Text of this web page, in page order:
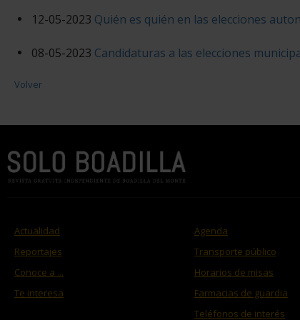
12-05-2023 Quién es quién en las elecciones
08-05-2023 Candidaturas a las elecciones
Volver
Actualidad
Reportajes
Conoce a ...
Te interesa
Agenda
Transporte público
Horarios de misas
Farmacias de guardia
Teléfonos de interés